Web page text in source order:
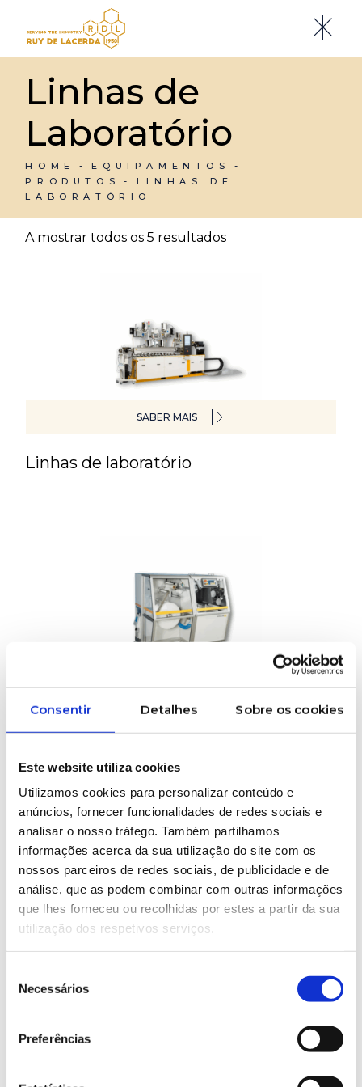
Consentir Detalhes Sobre os cookies
Este website utiliza cookies
Utilizamos cookies para personalizar conteúdo e
anúncios, fornecer funcionalidades de redes sociais e
analisar o nosso tráfego. Também partilhamos
informações acerca da sua utilização do site com os
nossos parceiros de redes sociais, de publicidade e de
análise, que as podem combinar com outras informações
que lhes forneceu ou recolhidas por estes a partir da sua
utilização dos respetivos serviços.
Necessários
Preferências
content
Linhas de
Laboratório
HOME
EQUIPAMENTOS
PRODUTOS
LINHAS DE
LABORATÓRIO
A mostrar todos os 5 resultados
SABER MAIS
Linhas de laboratório
Linhas de laboratório para ensino